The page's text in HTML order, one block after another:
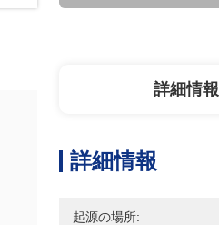
詳細情報
詳細情報
起源の場所: